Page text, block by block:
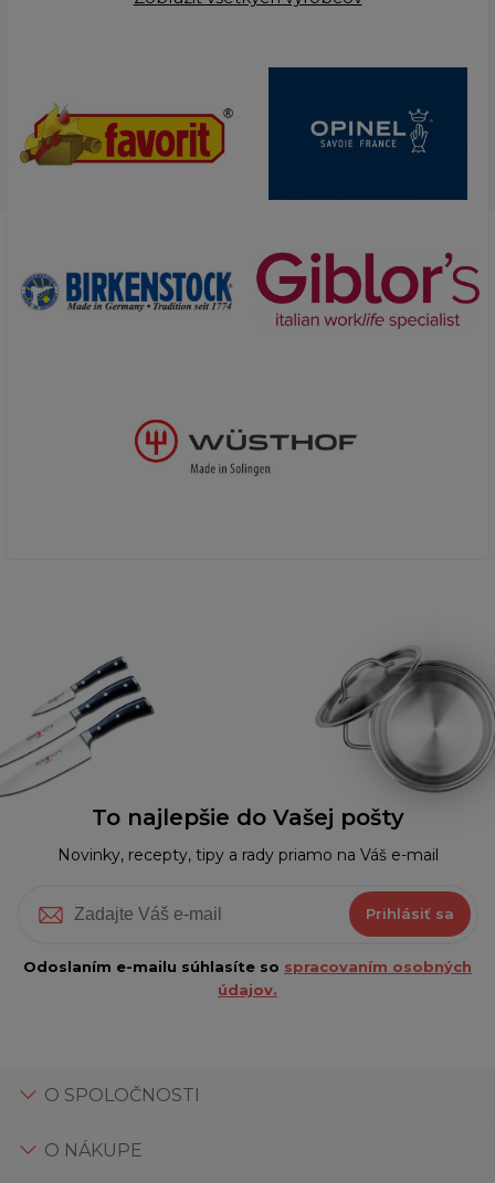
To najlepšie do Vašej pošty
Novinky, recepty, tipy a rady priamo na Váš e-mail
Prihlásiť sa
Odoslaním e-mailu súhlasíte so spracovaním osobných
údajov.
O SPOLOČNOSTI
O NÁKUPE